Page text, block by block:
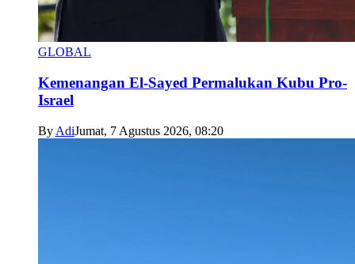
GLOBAL
Kemenangan El-Sayed Permalukan Kubu Pro-
Israel
By AdiJumat, 7 Agustus 2026, 08:20